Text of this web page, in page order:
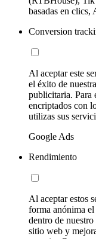
basadas en clics,
Conversion
Al aceptar este
el éxito de
publicitaria. Para
encriptados con
utilizas sus
Google Ads
Rendimiento
Al aceptar estos
forma anónima
dentro de
sitio web y